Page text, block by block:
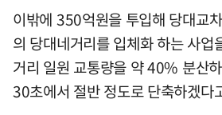
이밖에 350억원을 투입해 당대교
의 당대네거리를 입체화 하는 사업
거리 일원 교통량을 약 40% 분산
30초에서 절반 정도로 단축하겠다